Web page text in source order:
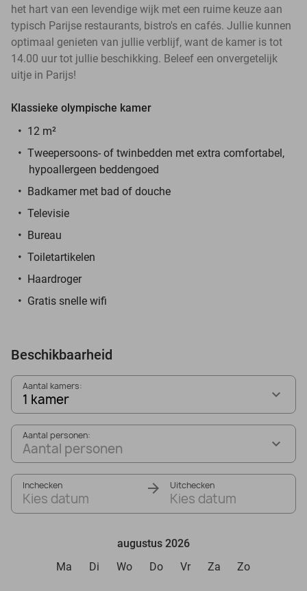
het hart van een levendige wijk met een ruime keuze aan
typisch Parijse restaurants, bistro's en cafés. Jullie kunnen
optimaal genieten van jullie verblijf, want de kamer is tot
14.00 uur tot jullie beschikking. Beleef een onvergetelijk
uitje in Parijs!
Klassieke olympische kamer
12 m²
Tweepersoons- of twinbedden met extra comfortabel,
hypoallergeen beddengoed
Badkamer met bad of douche
Televisie
Bureau
Toiletartikelen
Haardroger
Gratis snelle wifi
Beschikbaarheid
Aantal kamers:
1 kamer
Aantal personen:
Aantal personen
Inchecken
Kies datum
Uitchecken
Kies datum
augustus 2026
Ma
Di Wo Do Vr Za Zo